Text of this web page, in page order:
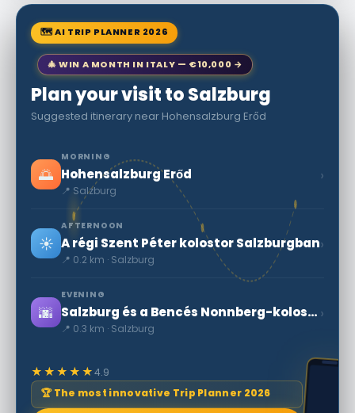
🗺 AI TRIP PLANNER 2026
🎄 WIN A MONTH IN ITALY — €10,000 →
Plan your visit to Salzburg
Suggested itinerary near Hohensalzburg Erőd
🌅
MORNING
Hohensalzburg Erőd
📍 Salzburg
›
☀️
AFTERNOON
A régi Szent Péter kolostor Salzburgban
📍 0.2 km · Salzburg
›
🌆
EVENING
Salzburg és a Bencés Nonnberg-kolostor
📍 0.3 km · Salzburg
›
★★★★★4.9
🏆 The most innovative Trip Planner 2026